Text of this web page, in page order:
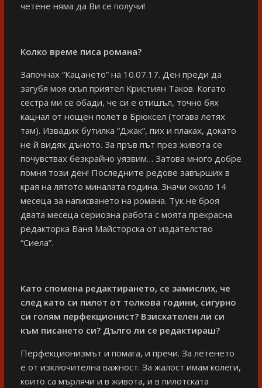
четене няма да Ви се получи!
Колко време писа романа?
Започнах “Кацането” на 10.07.17. Ден преди да
загубя моя скъп приятел Кристиян Таков. Когато
сестра ми се обади, че си е отишъл, точно бях
кацнал от нощен полет в Брюксел (тогава летях
там). Извадих бутилка “Джак”, пих и плаках, докато
не й видях дъното. За пръв път през живота се
почувствах безкрайно уязвим… Затова много добре
помня този ден! Последните редове завърших в
края на лятото миналата година. Значи около 14
месеца за написването на романа. Тук не броя
двата месеца сериозна работа с моята прекрасна
редакторка Ваня Майсторска от издателство
“Сиела”.
Като спомена редактирането, се замислих, че
след като си пилот от толкова години, сигурно
си голям перфекционист? Взискателен ли си
към писането си? Дълго ли се редактираш?
Перфекционизмът и помага, и пречи. За летенето
е от изключителна важност. За жалост имам колеги,
които са мърлячи и в живота, и в пилотската